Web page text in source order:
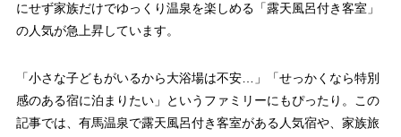
にせず家族だけでゆっくり温泉を楽しめる「露天風呂付き客室」
の人気が急上昇しています。
「小さな子どもがいるから大浴場は不安…」「せっかくなら特別
感のある宿に泊まりたい」というファミリーにもぴったり。この
記事では、有馬温泉で露天風呂付き客室がある人気宿や、家族旅